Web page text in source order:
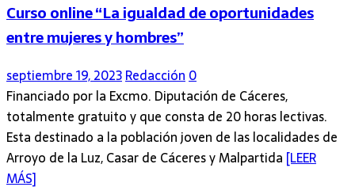
Curso online “La igualdad de oportunidades
entre mujeres y hombres”
septiembre 19, 2023Redacción 0
Financiado por la Excmo. Diputación de Cáceres,
totalmente gratuito y que consta de 20 horas lectivas.
Esta destinado a la población joven de las localidades de
Arroyo de la Luz, Casar de Cáceres y Malpartida [LEER
MÁS]